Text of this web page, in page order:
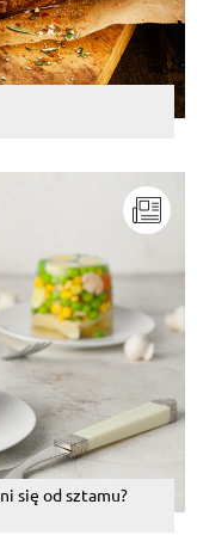
Odpowiedz
tak mam, że
talerzu, ale
:)
Odpowiedz
się od sztamu?